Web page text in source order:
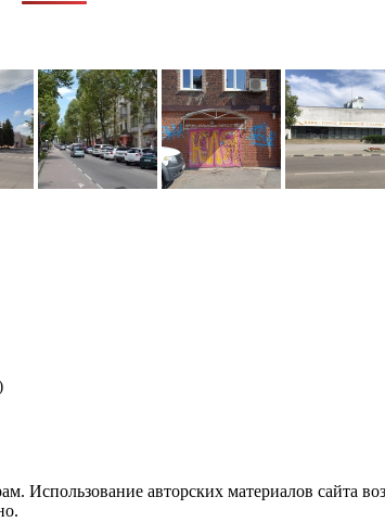
Использование авторских материалов сайта